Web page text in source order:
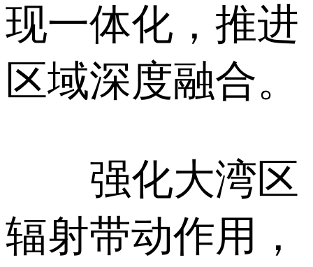
现一体化，推进
区域深度融合。
强化大湾区
辐射带动作用，